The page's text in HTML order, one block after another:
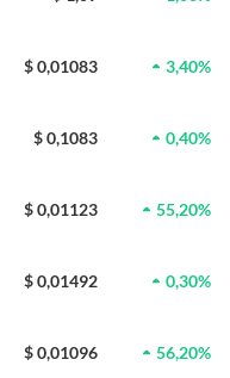
$ 0,01083 3,40%
$ 0,1083 0,40%
$ 0,01123 55,20%
$ 0,01492 0,30%
$ 0,01096 56,20%